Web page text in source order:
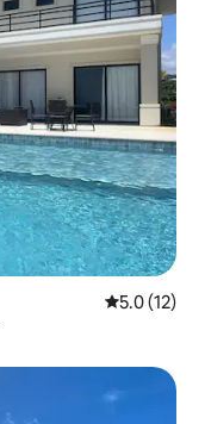
レビュー12
5.0 (12)